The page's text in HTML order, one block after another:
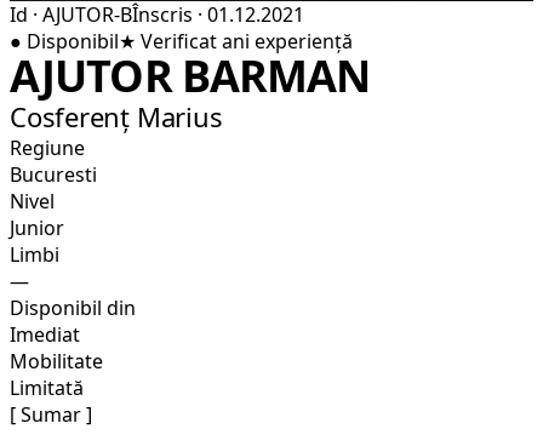
Id · AJUTOR-BÎnscris · 01.12.2021
● Disponibil★ Verificatani experiență
AJUTOR BARMAN
Cosferenț Marius
Regiune
Bucuresti
Nivel
Junior
Limbi
—
Disponibil din
Imediat
Mobilitate
Limitată
[ Sumar ]